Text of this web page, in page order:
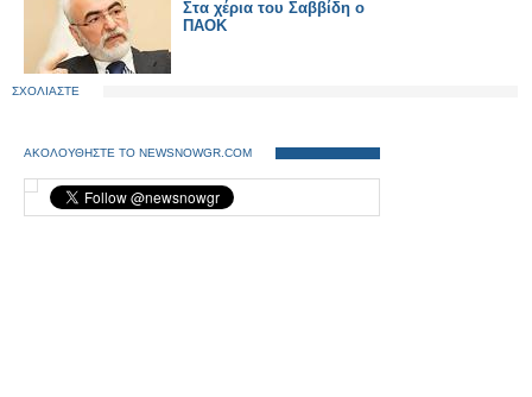
Στα χέρια του Σαββίδη ο
ΠΑΟΚ
ΣΧΟΛΙΑΣΤΕ
ΑΚΟΛΟΥΘΗΣΤΕ ΤΟ NEWSNOWGR.COM